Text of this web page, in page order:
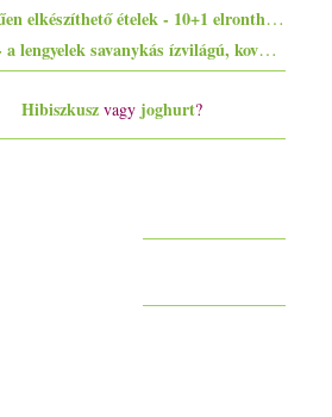
Egyszerűen elkészíthető ételek - 10+1 elronthatatlan recept kezdő konyhatündéreknek
Zsurek - a lengyelek savanykás ízvilágú, kovászos levese
Hibiszkusz vagy joghurt?